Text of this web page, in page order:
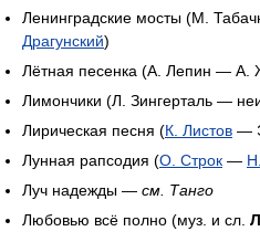
Ленинградские мосты (М.
Драгунский)
Лётная песенка (А. Лепин — А.
Лимончики (Л. Зингерталь —
Лирическая песня (К. Листов —
Лунная рапсодия (О. Строк —
Луч надежды — см. Танго
Любовью всё полно (муз. и сл.